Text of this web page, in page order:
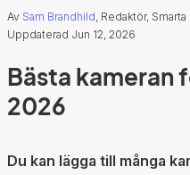
Av Sam Brandhild, Redaktör,
Uppdaterad Jun 12, 2026
Bästa kameran
2026
Du kan lägga till många